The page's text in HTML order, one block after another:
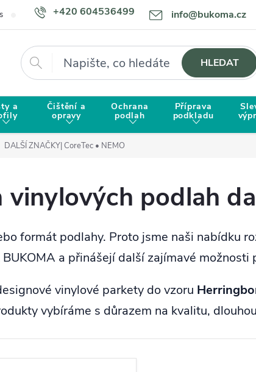
+420 604536499 info@bukoma.cz
Doprava a platba Proč zvolit BUKOMU?
Hledat HLEDAT
a Čištění a
opravy
Ochrana
podlah
Příprava
podkladu
DALŠÍ ZNAČKY| CoreTec • NEMO
vinylových podlah
formát podlahy. Proto jsme naši nabídku
a přinášejí další zajímavé možnosti
vinylové parkety do vzoru
vybíráme s důrazem na kvalitu,